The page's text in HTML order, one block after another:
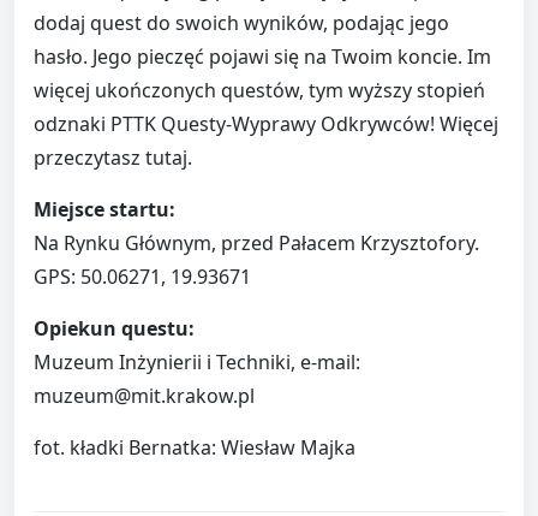
dodaj quest do swoich wyników, podając jego
hasło. Jego pieczęć pojawi się na Twoim koncie. Im
więcej ukończonych questów, tym wyższy stopień
odznaki PTTK Questy-Wyprawy Odkrywców! Więcej
przeczytasz tutaj.
Miejsce startu:
Na Rynku Głównym, przed Pałacem Krzysztofory.
GPS: 50.06271, 19.93671
Opiekun questu:
Muzeum Inżynierii i Techniki, e-mail:
muzeum@mit.krakow.pl
fot. kładki Bernatka: Wiesław Majka